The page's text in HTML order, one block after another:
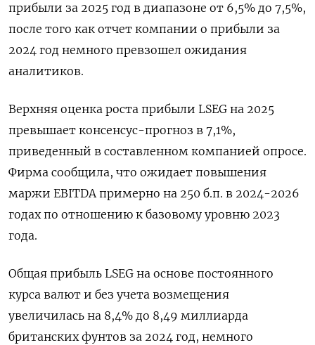
прибыли за 2025 год в диапазоне от 6,5% до 7,5%,
после того как отчет компании о прибыли за
2024 год немного превзошел ожидания
аналитиков.
Верхняя оценка роста прибыли LSEG на 2025
превышает консенсус-прогноз в 7,1%,
приведенный в составленном компанией опросе.
Фирма сообщила, что ожидает повышения
маржи EBITDA примерно на 250 б.п. в 2024-2026
годах по отношению к базовому уровню 2023
года.
Общая прибыль LSEG на основе постоянного
курса валют и без учета возмещения
увеличилась на 8,4% до 8,49 миллиарда
британских фунтов за 2024 год, немного